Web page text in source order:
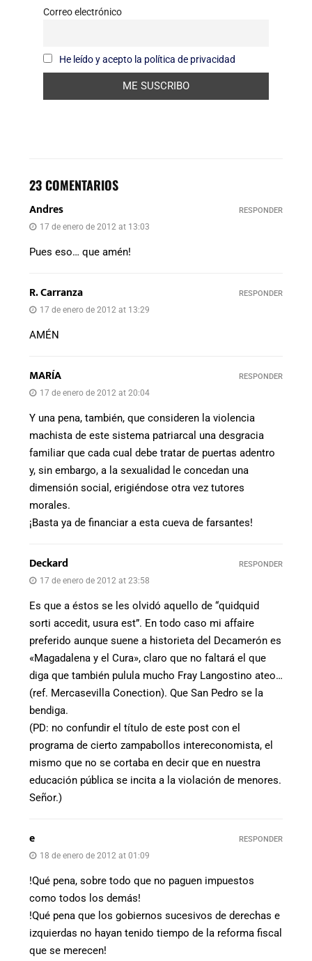
Correo electrónico
He leído y acepto la política de privacidad
23 COMENTARIOS
Andres
17 de enero de 2012 at 13:03
Pues eso… que amén!
RESPONDER
R. Carranza
17 de enero de 2012 at 13:29
AMÉN
RESPONDER
MARÍA
17 de enero de 2012 at 20:04
Y una pena, también, que consideren la violencia
machista de este sistema patriarcal una desgracia
familiar que cada cual debe tratar de puertas adentro
y, sin embargo, a la sexualidad le concedan una
dimensión social, erigiéndose otra vez tutores
morales.
¡Basta ya de financiar a esta cueva de farsantes!
RESPONDER
Deckard
17 de enero de 2012 at 23:58
Es que a éstos se les olvidó aquello de “quidquid
sorti accedit, usura est”. En todo caso mi affaire
preferido aunque suene a historieta del Decamerón es
«Magadalena y el Cura», claro que no faltará el que
diga que también pulula mucho Fray Langostino ateo…
(ref. Mercasevilla Conection). Que San Pedro se la
bendiga.
(PD: no confundir el título de este post con el
programa de cierto zampabollos intereconomista, el
mismo que no se cortaba en decir que en nuestra
educación pública se incita a la violación de menores.
Señor.)
RESPONDER
e
18 de enero de 2012 at 01:09
!Qué pena, sobre todo que no paguen impuestos
como todos los demás!
!Qué pena que los gobiernos sucesivos de derechas e
izquierdas no hayan tenido tiempo de la reforma fiscal
que se merecen!
RESPONDER